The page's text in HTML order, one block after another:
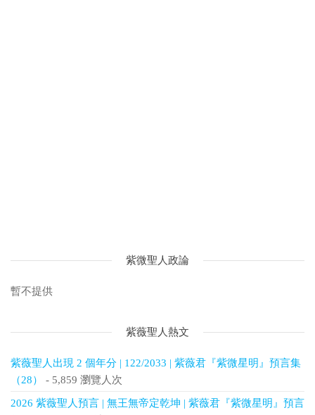
紫微聖人政論
暫不提供
紫薇聖人熱文
紫薇聖人出現 2 個年分 | 122/2033 | 紫薇君『紫微星明』預言集
（28）
- 5,859 瀏覽人次
2026 紫薇聖人預言 | 無王無帝定乾坤 | 紫薇君『紫微星明』預言